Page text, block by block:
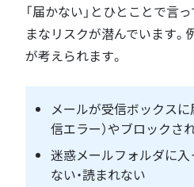
「届かない」とひとことで言
まなリスクが潜んでいます。
が考えられます。
メールが受信ボックスに
信エラー）やブロックさ
迷惑メールフォルダに入
ない・読まれない